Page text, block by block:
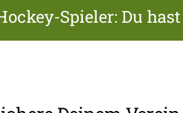
Spieler: Du